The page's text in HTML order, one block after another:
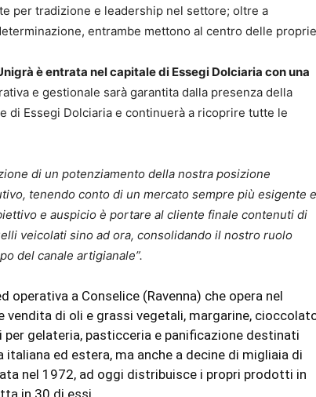
per tradizione e leadership nel settore; oltre a
entrambe mettono al centro delle proprie
è entrata nel capitale di Essegi Dolciaria con una
e gestionale sarà garantita dalla presenza della
di Essegi Dolciaria e continuerà a ricoprire tutte le
di un potenziamento della nostra posizione
tenendo conto di un mercato sempre più esigente e
e auspicio è portare al cliente finale contenuti di
veicolati sino ad ora, consolidando il nostro ruolo
del canale artigianale”.
operativa a Conselice (Ravenna) che opera nel
vendita di oli e grassi vegetali, margarine,
gelateria, pasticceria e panificazione destinati
ed estera, ma anche a decine di migliaia di
nel 1972, ad oggi distribuisce i propri prodotti in
in 30 di essi.